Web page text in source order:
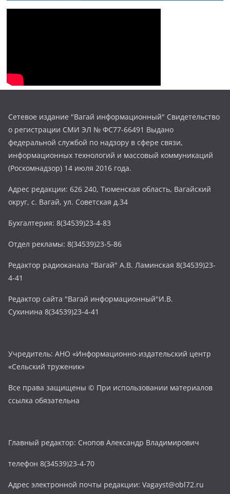
Сетевое издание "Вагай информационный" Свидетельство
о регистрации СМИ ЭЛ № ФС77-66491 Выдано
федеральной службой по надзору в сфере связи,
информационных технологий и массовый коммуникаций
(Роскомнадзор) 14 июля 2016 года.
Адрес редакции: 626 240, Тюменская область, Вагайский
округ, с. Вагай, ул. Советская д.34
Бухгалтерия: 8(34539)23-4-83
Отдел рекламы: 8(34539)23-5-86
Редактор радиоканала "Вагай" А.В. Ламинская 8(34539)23-
4-41
Редактор сайта "Вагай информационный"И.В.
Сухинина 8(34539)23-4-41
Учредитель: АНО «Информационно-издательский центр
«Сельский труженик»
Все права защищены © При использовании материалов
ссылка обязательна
Главный редактор: Снопов Александр Владимирович
телефон 8(34539)23-4-70
Адрес электронной почты редакции: Vagayst@obl72.ru